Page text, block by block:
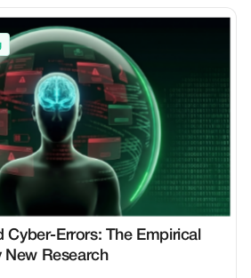
Cyber-Errors: The Empirical
New Research